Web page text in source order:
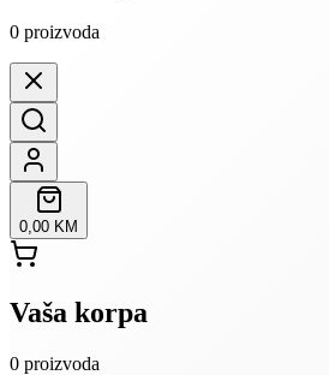
0 proizvoda
0,00 KM
Vaša korpa
0 proizvoda